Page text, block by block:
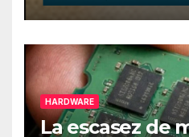
HARDWARE
La escasez de